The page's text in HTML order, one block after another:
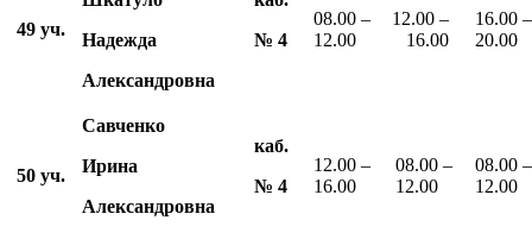
49 уч.
Надежда
Александровна
№ 4
08.00 –
12.00
12.00 –
16.00
16.00 –
20.00
50 уч.
Савченко
Ирина
Александровна
каб.
№ 4
12.00 –
16.00
08.00 –
12.00
08.00 –
12.00